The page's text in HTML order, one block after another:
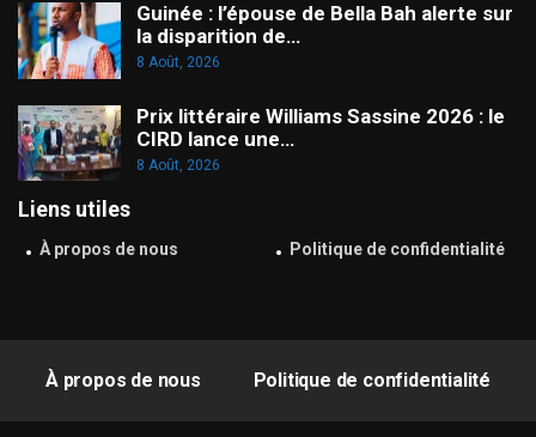
Guinée : l’épouse de Bella Bah alerte sur
la disparition de…
8 Août, 2026
Prix littéraire Williams Sassine 2026 : le
CIRD lance une…
8 Août, 2026
Liens utiles
À propos de nous Politique de confidentialité
À propos de nous Politique de confidentialité